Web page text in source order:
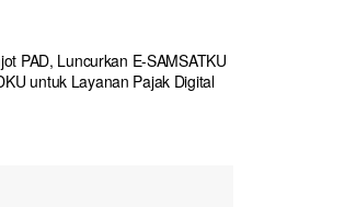
PAD, Luncurkan E-SAMSATKU
untuk Layanan Pajak Digital